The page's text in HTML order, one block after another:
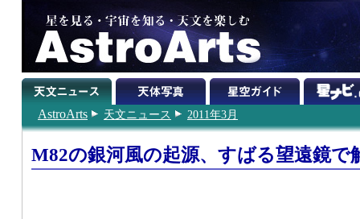
AstroArts 天文ニュース 2011年3月
M82の銀河風の起源、すばる望遠鏡で